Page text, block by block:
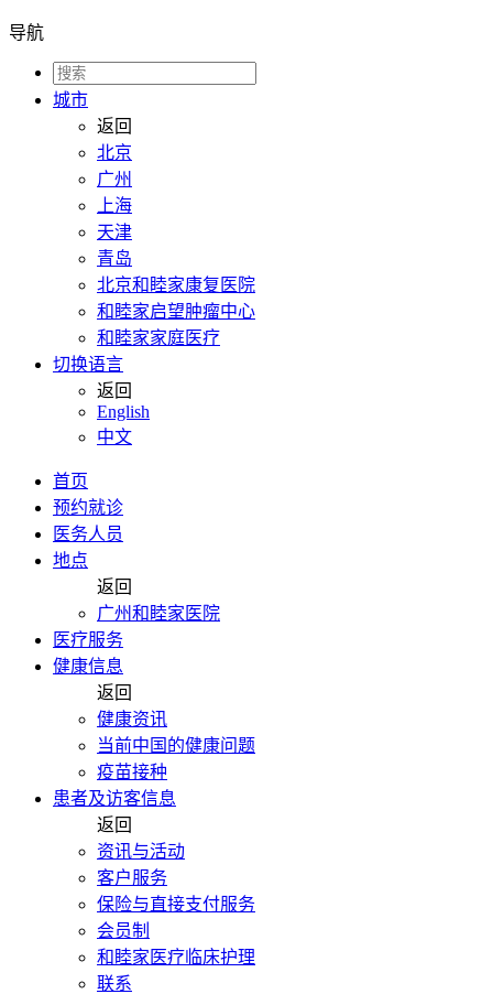
导航
城市
返回
北京
广州
上海
天津
青岛
北京和睦家康复医院
和睦家启望肿瘤中心
和睦家家庭医疗
切换语言
返回
English
中文
首页
预约就诊
医务人员
地点
返回
广州和睦家医院
医疗服务
健康信息
返回
健康资讯
当前中国的健康问题
疫苗接种
患者及访客信息
返回
资讯与活动
客户服务
保险与直接支付服务
会员制
和睦家医疗临床护理
联系